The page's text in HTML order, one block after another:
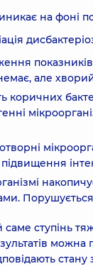
на фоні
показників
але
коричних
ступінь
можна